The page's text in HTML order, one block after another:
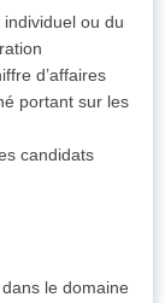
ou du
d’affaires
portant sur les
candidats
le domaine